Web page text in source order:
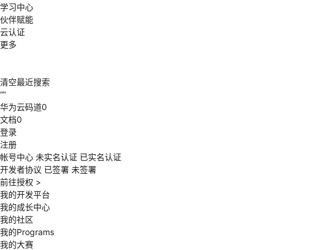
学习中心
伙伴赋能
云认证
更多
清空最近搜索
“”
华为云码道0
文档0
登录
注册
帐号中心 未实名认证 已实名认证
开发者协议 已签署 未签署
前往授权 >
我的开发平台
我的成长中心
我的社区
我的Programs
我的大赛